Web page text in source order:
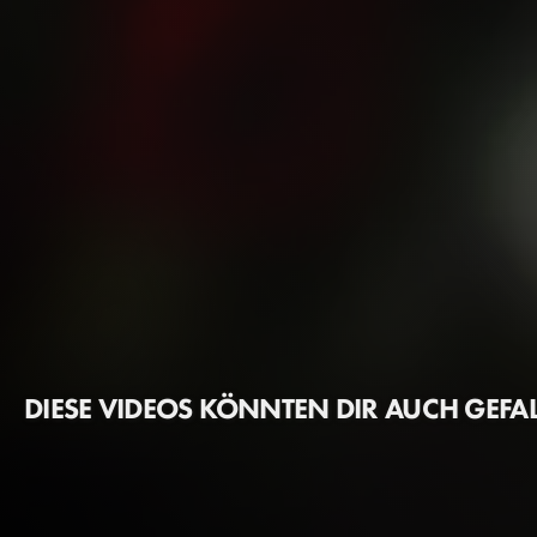
DIESE VIDEOS KÖNNTEN DIR AUCH